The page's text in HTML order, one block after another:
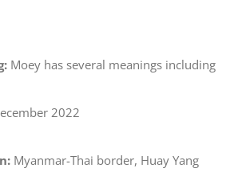
Moey has several meanings including
2022
Myanmar-Thai border, Huay Yang